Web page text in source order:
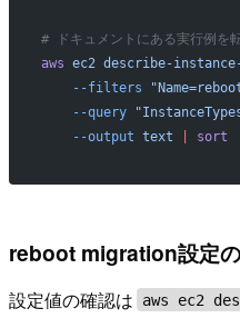
# ドキュメントにある実行例を
aws ec2 describe-
    --filters
    --query
    --output
text sort
reboot migration設定
設定値の確認は aws ec2